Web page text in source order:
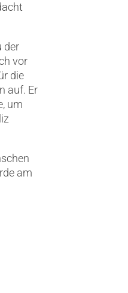
der
vor
die
auf. Er
um
am